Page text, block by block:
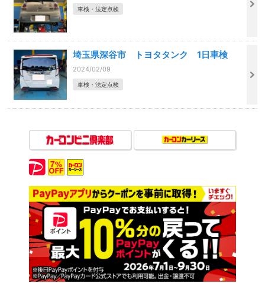
車検・法定点検
埼玉県深谷市 トヨタタンク 1日車検
2024/02/09
車検・法定点検